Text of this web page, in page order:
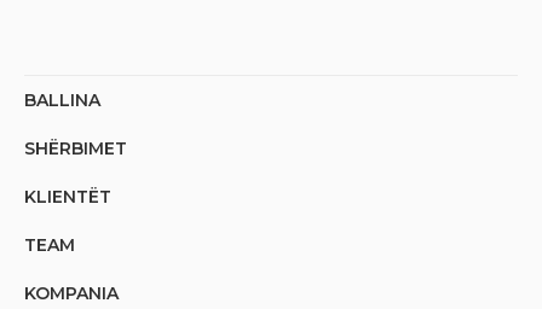
BALLINA
SHËRBIMET
KLIENTËT
TEAM
KOMPANIA